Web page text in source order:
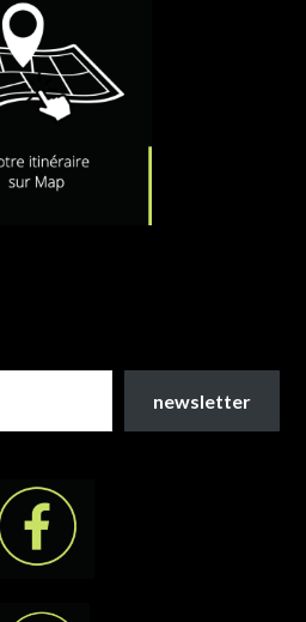
newsletter